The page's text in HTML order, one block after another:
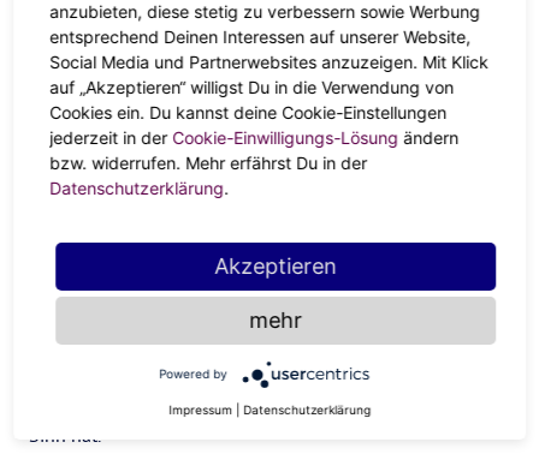
Welchen Teil meines Lebens habe ich ignoriert?
Die meisten von uns haben Bereiche in ihrem Leben, auf
die sie nicht wirklich achten und die sie unter den Teppich
kehren. Am Ende essen wir zu viel, geben zu viel Geld aus
wir für die Situationen, die wir ignorieren, empfinden
wollen. Dieser Teufelskreis führt dazu, dass wir in Schuld,
Scham und Angst stecken bleiben. Frag dich: „Welchen Teil
meines Lebens habe ich ignoriert?“ Gehe tief in die
Situation hinein, vor der du Angst hast und erlaube dir,
den Schmerz zu fühlen und zu erkennen, dass er einen
Sinn hat.
anzubieten, diese stetig zu verbessern sowie Werbung
entsprechend Deinen Interessen auf unserer Website,
Social Media und Partnerwebsites anzuzeigen. Mit Klick
auf „Akzeptieren“ willigst Du in die Verwendung von
Cookies ein. Du kannst deine Cookie-Einstellungen
jederzeit in der Cookie-Einwilligungs-Lösung ändern
bzw. widerrufen. Mehr erfährst Du in der
Datenschutzerklärung.
Akzeptieren
mehr
Powered by
Impressum Datenschutzerklärung